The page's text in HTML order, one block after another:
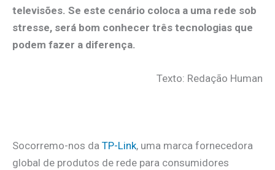
televisões. Se este cenário coloca a uma rede sob
stresse, será bom conhecer três tecnologias que
podem fazer a diferença.
Texto: Redação Human
Socorremo-nos da TP-Link, uma marca fornecedora
global de produtos de rede para consumidores